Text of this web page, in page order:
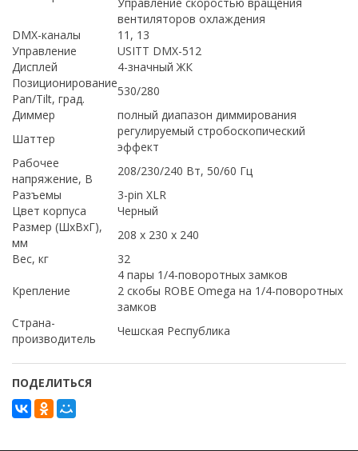
вентиляторов охлаждения
DMX-каналы
11, 13
Управление
USITT DMX-512
Дисплей
4-значный ЖК
Позиционирование
Pan/Tilt, град.
530/280
Диммер
полный диапазон диммирования
Шаттер
регулируемый стробоскопический
эффект
Рабочее
напряжение, В
208/230/240 Вт, 50/60 Гц
Разъемы
3-pin XLR
Цвет корпуса
Черный
Размер (ШхВхГ),
мм
208 х 230 х 240
Вес, кг
32
Крепление
4 пары 1/4-поворотных замков
2 скобы ROBE Omega на 1/4-поворотных
замков
Страна-
производитель
Чешская Республика
ПОДЕЛИТЬСЯ